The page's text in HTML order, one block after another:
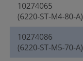
10274065
(6220-ST-M4-80-A)
10274086
(6220-ST-M5-70-A)